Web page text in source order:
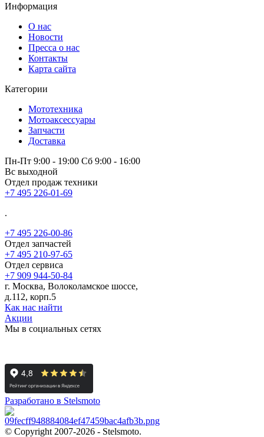
Информация
О нас
Новости
Пресса о нас
Контакты
Карта сайта
Категории
Мототехника
Мотоаксессуары
Запчасти
Доставка
Пн-Пт 9:00 - 19:00 Сб 9:00 - 16:00
Вс выходной
Отдел продаж техники
+7 495 226-01-69
.
+7 495 226-00-86
Отдел запчастей
+7 495 210-97-65
Отдел сервиса
+7 909 944-50-84
г. Москва, Волоколамское шоссе,
д.112, корп.5
Как нас найти
Акции
Мы в социальных сетях
Разработано в Stelsmoto
© Copyright 2007-2026 - Stelsmoto.